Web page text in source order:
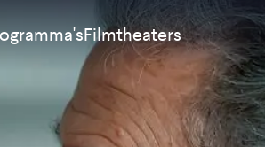
Filmtheaters